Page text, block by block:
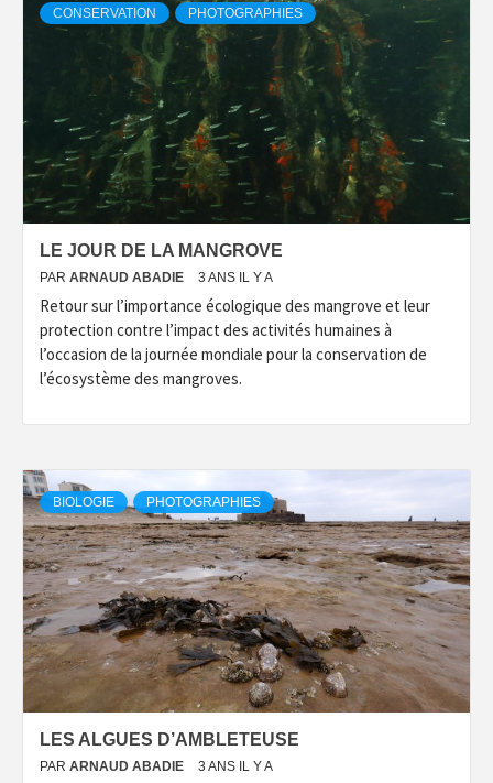
CONSERVATION PHOTOGRAPHIES
LE JOUR DE LA MANGROVE
PAR ARNAUD ABADIE 3 ANS IL Y A
Retour sur l’importance écologique des mangrove et leur
protection contre l’impact des activités humaines à
l’occasion de la journée mondiale pour la conservation de
l’écosystème des mangroves.
BIOLOGIE PHOTOGRAPHIES
LES ALGUES D’AMBLETEUSE
PAR ARNAUD ABADIE 3 ANS IL Y A